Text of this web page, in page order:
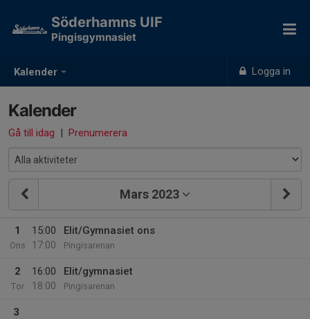
Kalender Logga in
Söderhamns UIF
Pingisgymnasiet
Kalender
Gå till idag | Prenumerera
Mars 2023
1
Ons
15:00
17:00
Elit/Gymnasiet ons
Pingisarenan
2
Tor
16:00
18:00
Elit/gymnasiet
Pingisarenan
3